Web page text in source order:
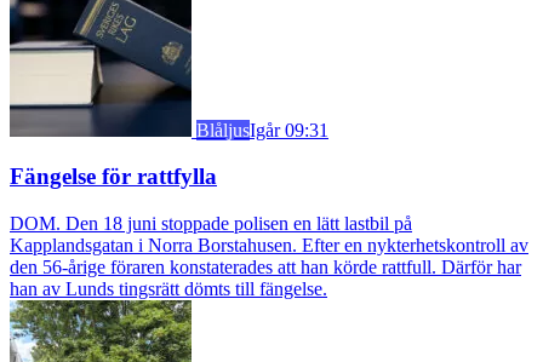
BlåljusIgår 09:31
Fängelse för rattfylla
DOM. Den 18 juni stoppade polisen en lätt lastbil på
Kapplandsgatan i Norra Borstahusen. Efter en nykterhetskontroll av
den 56-årige föraren konstaterades att han körde rattfull. Därför har
han av Lunds tingsrätt dömts till fängelse.